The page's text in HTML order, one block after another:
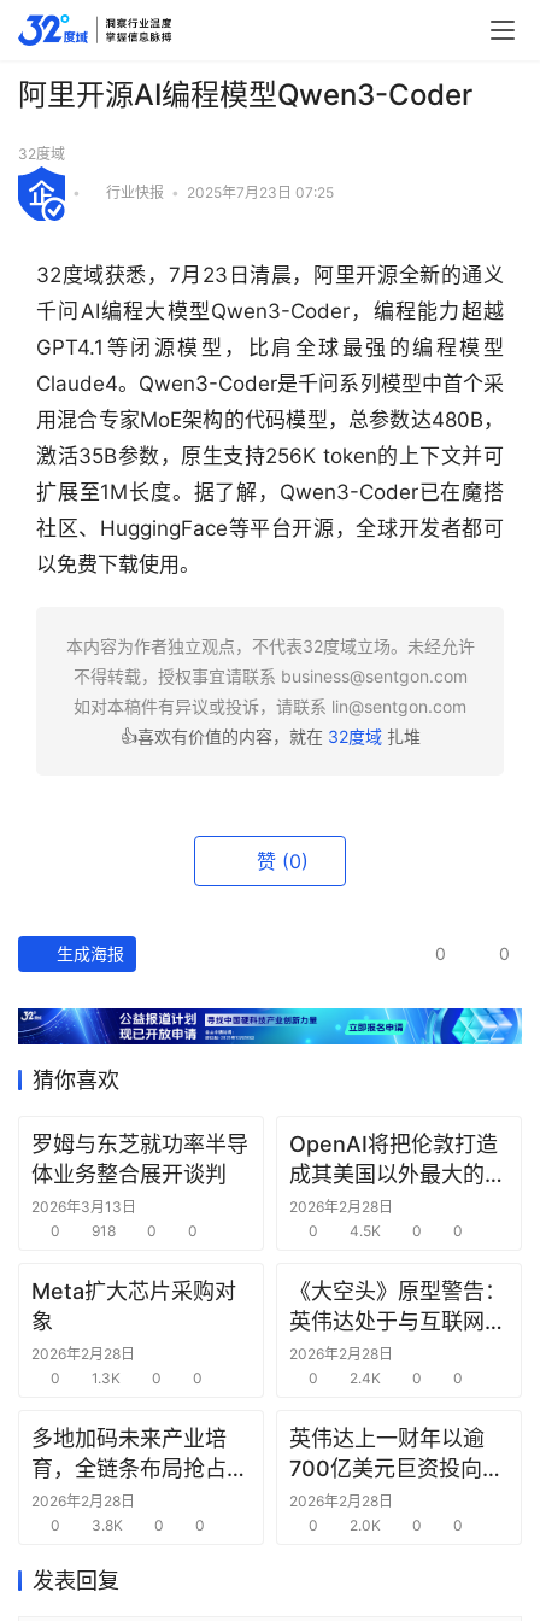
行
业
快
产
经
数
据
研
选
报
告
创
投
之
商
机
链
阿里开源AI编程模型Qwen3-Coder
32度域
• 行业快报 • 2025年7月23日 07:25
32度域获悉，7月23日清晨，阿里开源全新的通义
千问AI编程大模型Qwen3-Coder，编程能力超越
GPT4.1等闭源模型，比肩全球最强的编程模型
Claude4。Qwen3-Coder是千问系列模型中首个采
用混合专家MoE架构的代码模型，总参数达480B，
激活35B参数，原生支持256K token的上下文并可
扩展至1M长度。据了解，Qwen3-Coder已在魔搭
社区、HuggingFace等平台开源，全球开发者都可
以免费下载使用。
本内容为作者独立观点，不代表32度域立场。未经允许
不得转载，授权事宜请联系 business@sentgon.com
如对本稿件有异议或投诉，请联系 lin@sentgon.com
👍喜欢有价值的内容，就在 32度域扎堆
赞 (0)
生成海报 0 0
猜你喜欢
罗姆与东芝就功率半导
体业务整合展开谈判
2026年3月13日
0
918 0 0
OpenAI将把伦敦打造
成其美国以外最大的研
究中心
2026年2月28日
0
4.5K 0 0
Meta扩大芯片采购对
象
2026年2月28日
0
1.3K 0 0
《大空头》原型警告：
英伟达处于与互联网泡
沫时期思科同样的“危
险境地”
2026年2月28日
0
2.4K 0 0
多地加码未来产业培
育，全链条布局抢占新
赛道先机
2026年2月28日
0
3.8K 0 0
英伟达上一财年以逾
700亿美元巨资投向合
作方，竭力巩固AI芯片
需求
2026年2月28日
0
2.0K 0 0
发表回复